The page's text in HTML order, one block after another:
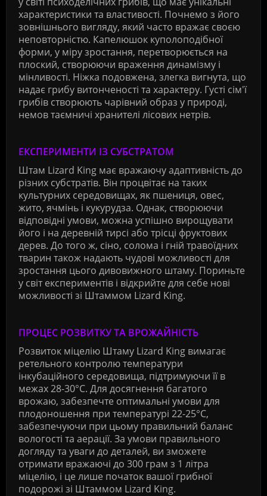
характеристики та властивості. Почнемо з його
зовнішнього вигляду, який часто вражає своєю
неповторністю. Капелюшок куполоподібної
форми, у міру зростання, перетворюється на
плоский, створюючи враження динамізму і
мінливості. Ніжка подовжена, злегка вигнута, що
надає грибу витонченості та характеру. Густі сім'ї
грибів створюють чарівний образ у природі,
немов таємничі хранителі лісових нетрів.
ЕКСПЕРИМЕНТИ ІЗ СУБСТРАТОМ
Штам Lizard King має вражаючу адаптивність до
різних субстратів. Він процвітає на таких
культурних середовищах, як пшениця, овес,
жито, ячмінь і кукурудза. Однак, створюючи
відповідні умови, можна успішно вирощувати
його і на деревній тирсі або трісці фруктових
дерев. До того ж, сіно, солома і гній травоїдних
тварин також надають чудові можливості для
зростання цього дивовижного штаму. Пориньте
у світ експериментів і відкрийте для себе нові
можливості зі Штаммом Lizard King.
ПРОЦЕС РОЗВИТКУ ТА ВРОЖАЙНІСТЬ
Розвиток міцелію Штаму Lizard King вимагає
ретельного контролю температури
інкубаційного середовища, підтримуючи її в
межах 28-30°C. Для досягнення багатого
врожаю, забезпечте оптимальні умови для
плодоношення при температурі 22-25°C,
забезпечуючи при цьому правильний баланс
вологості та аерації. За умови правильного
догляду та уваги до деталей, ви зможете
отримати вражаючі до 300 грам з 1 літра
міцелію, і це лише початок вашої грибної
подорожі зі Штаммом Lizard King.